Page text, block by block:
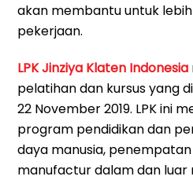
akan membantu untuk
pekerjaan.
LPK Jinziya Klaten Indonesia
pelatihan dan kursus yang
22 November 2019. LPK ini
program pendidikan dan
daya manusia,
manufactur dalam dan luar